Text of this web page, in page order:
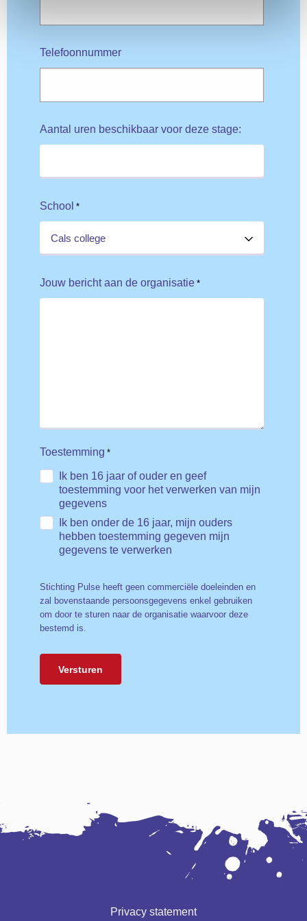
Telefoonnummer
Aantal uren beschikbaar voor deze stage:
School *
Jouw bericht aan de organisatie *
Toestemming *
Ik ben 16 jaar of ouder en geef
toestemming voor het verwerken van mijn
gegevens
Ik ben onder de 16 jaar, mijn ouders
hebben toestemming gegeven mijn
gegevens te verwerken
Stichting Pulse heeft geen commerciële doeleinden en
zal bovenstaande persoonsgegevens enkel gebruiken
om door te sturen naar de organisatie waarvoor deze
bestemd is.
Privacy statement